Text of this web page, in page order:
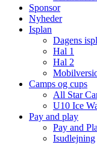
Sponsor
Nyheder
Isplan
Dagens
Hal 1
Hal 2
Camps og cups
All Star
U10 Ice
Pay and play
Pay and
Isudlejning